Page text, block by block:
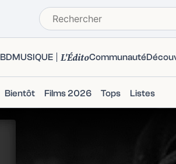
BDMUSIQUE L'ÉditoCommunauté
Bientôt Films 2026 Tops Listes